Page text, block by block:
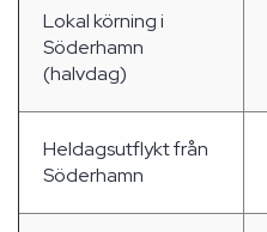
Lokal körning i
Söderhamn
(halvdag)
Heldagsutflykt från
Söderhamn